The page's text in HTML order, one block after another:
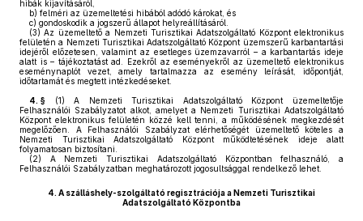
hibák kijavításáról,
b) felméri az üzemeltetési hibából adódó károkat, és
c) gondoskodik a jogszerű állapot helyreállításáról.
(3) Az üzemeltető a Nemzeti Turisztikai Adatszolgáltató Központ elektronikus
felületén a Nemzeti Turisztikai Adatszolgáltató Központ üzemszerű karbantartási
idejéről előzetesen, valamint az esetleges üzemzavarról – a karbantartás ideje
alatt is – tájékoztatást ad. Ezekről az eseményekről az üzemeltető elektronikus
eseménynaplót vezet, amely tartalmazza az esemény leírását, időpontját,
időtartamát és megtett intézkedéseket.
4. § (1) A Nemzeti Turisztikai Adatszolgáltató Központ üzemeltetője
Felhasználói Szabályzatot alkot, amelyet a Nemzeti Turisztikai Adatszolgáltató
Központ elektronikus felületén közzé kell tenni, a működésének megkezdését
megelőzően. A Felhasználói Szabályzat elérhetőségét üzemeltető köteles a
Nemzeti Turisztikai Adatszolgáltató Központ működtetésének ideje alatt
folyamatosan biztosítani.
(2) A Nemzeti Turisztikai Adatszolgáltató Központban felhasználó, a
Felhasználói Szabályzatban meghatározott jogosultsággal rendelkező lehet.
4. A szálláshely-szolgáltató regisztrációja a Nemzeti Turisztikai
Adatszolgáltató Központba